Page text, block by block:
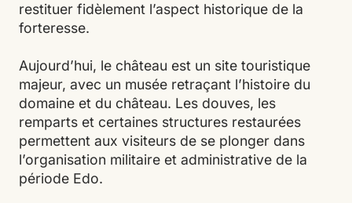
restituer fidèlement l’aspect historique de la
forteresse.
Aujourd’hui, le château est un site touristique
majeur, avec un musée retraçant l’histoire du
domaine et du château. Les douves, les
remparts et certaines structures restaurées
permettent aux visiteurs de se plonger dans
l’organisation militaire et administrative de la
période Edo.